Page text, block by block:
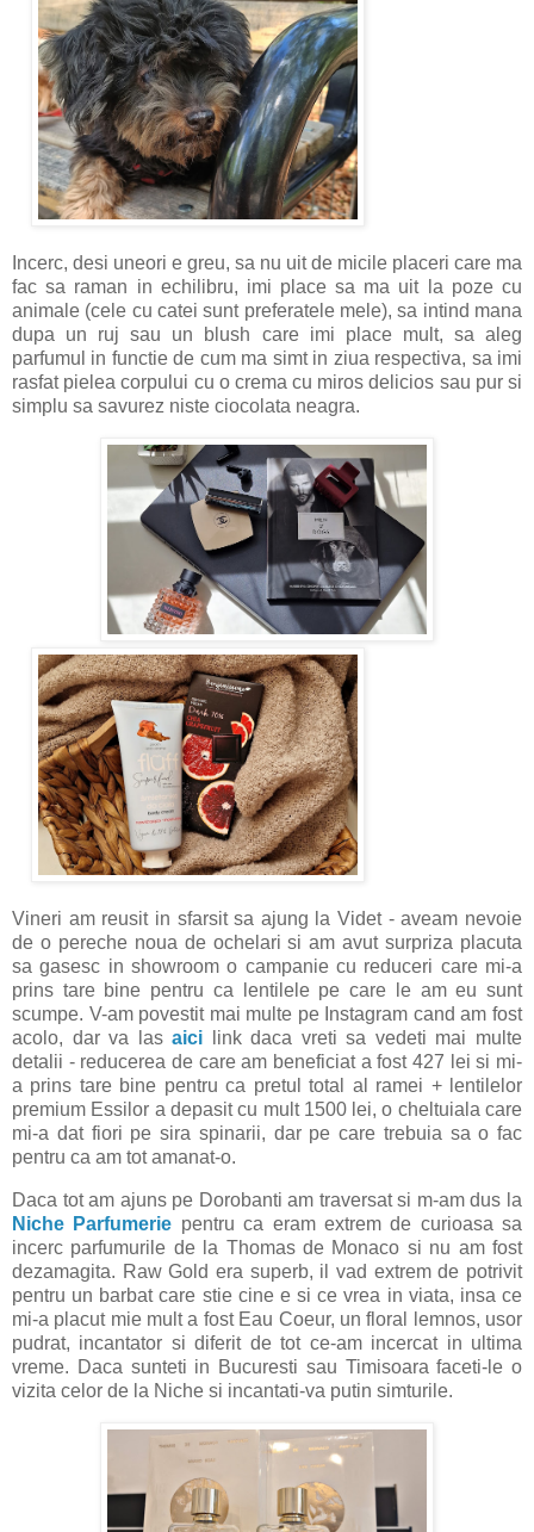
Incerc, desi uneori e greu, sa nu uit de micile placeri care ma
fac sa raman in echilibru, imi place sa ma uit la poze cu
animale (cele cu catei sunt preferatele mele), sa intind mana
dupa un ruj sau un blush care imi place mult, sa aleg
parfumul in functie de cum ma simt in ziua respectiva, sa imi
rasfat pielea corpului cu o crema cu miros delicios sau pur si
simplu sa savurez niste ciocolata neagra.
Vineri am reusit in sfarsit sa ajung la Videt - aveam nevoie
de o pereche noua de ochelari si am avut surpriza placuta
sa gasesc in showroom o campanie cu reduceri care mi-a
prins tare bine pentru ca lentilele pe care le am eu sunt
scumpe. V-am povestit mai multe pe Instagram cand am fost
acolo, dar va lasaici link daca vreti sa vedeti mai multe
detalii - reducerea de care am beneficiat a fost 427 lei si mi-
a prins tare bine pentru ca pretul total al ramei + lentilelor
premium Essilor a depasit cu mult 1500 lei, o cheltuiala care
mi-a dat fiori pe sira spinarii, dar pe care trebuia sa o fac
pentru ca am tot amanat-o.
Daca tot am ajuns pe Dorobanti am traversat si m-am dus la
Niche Parfumerie pentru ca eram extrem de curioasa sa
incerc parfumurile de la Thomas de Monaco si nu am fost
dezamagita. Raw Gold era superb, il vad extrem de potrivit
pentru un barbat care stie cine e si ce vrea in viata, insa ce
mi-a placut mie mult a fost Eau Coeur, un floral lemnos, usor
pudrat, incantator si diferit de tot ce-am incercat in ultima
vreme. Daca sunteti in Bucuresti sau Timisoara faceti-le o
vizita celor de la Niche si incantati-va putin simturile.